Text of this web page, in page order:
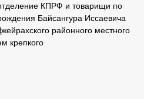
КПРФ и товарищи по
Байсангура Иссаевича
районного местного
крепкого